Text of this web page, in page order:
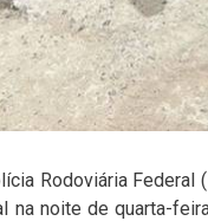
Rodoviária
na noite de quarta-